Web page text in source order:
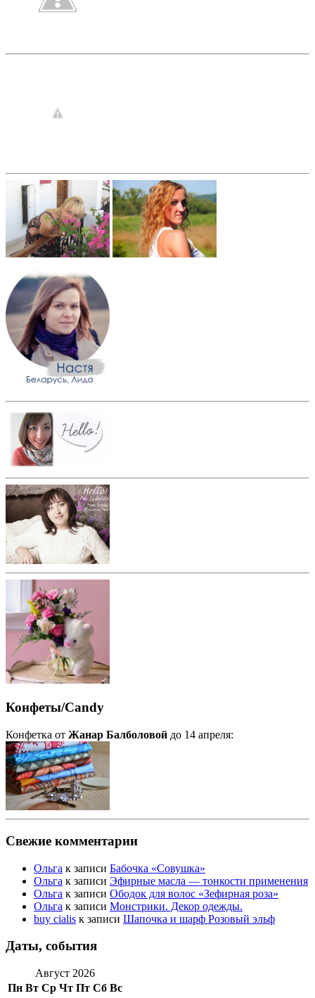
Конфеты/Candy
Конфетка от Жанар Балболовой до 14 апреля:
Свежие комментарии
Ольга к записи Бабочка «Совушка»
Ольга к записи Эфирные масла — тонкости применения
Ольга к записи Ободок для волос «Зефирная роза»
Ольга к записи Монстрики. Декор одежды.
buy cialis к записи Шапочка и шарф Розовый эльф
Даты, события
Август 2026
Пн Вт Ср Чт Пт Сб Вс